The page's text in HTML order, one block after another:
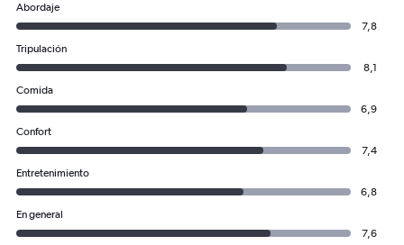
Abordaje
7,8
Tripulación
8,1
Comida
6,9
Confort
7,4
Entretenimiento
6,8
En general
7,6